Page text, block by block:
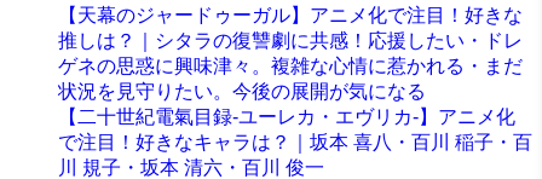
【天幕のジャードゥーガル】アニメ化で注目！好きな
推しは？｜シタラの復讐劇に共感！応援したい・ドレ
ゲネの思惑に興味津々。複雑な心情に惹かれる・まだ
状況を見守りたい。今後の展開が気になる
【二十世紀電氣目録-ユーレカ・エヴリカ-】アニメ化
で注目！好きなキャラは？｜坂本 喜八・百川 稲子・百
川 規子・坂本 清六・百川 俊一